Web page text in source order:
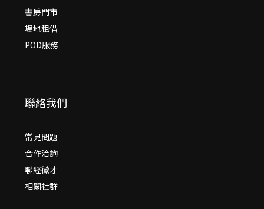
書房門市
場地租借
POD服務
聯絡我們
常見問題
合作洽詢
聯經徵才
相關社群